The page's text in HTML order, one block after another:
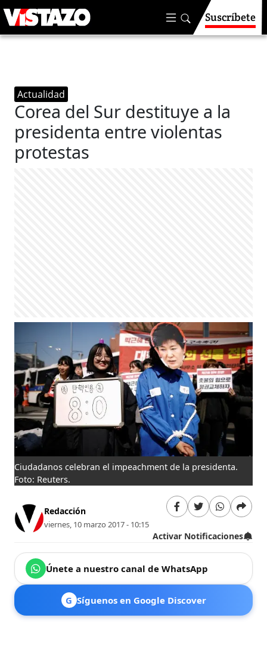
Suscríbete
Actualidad
Corea del Sur destituye a la
presidenta entre violentas
protestas
Ciudadanos celebran el impeachment de la presidenta.
Foto: Reuters.
Redacción
viernes, 10 marzo 2017 - 10:15
Activar Notificaciones
Únete a nuestro canal de WhatsApp
G Síguenos en Google Discover